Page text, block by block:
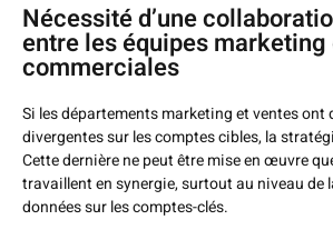
Nécessité d’une
entre les équipes marketing
commerciales
Si les départements marketing et ventes ont
divergentes sur les comptes cibles, la
Cette dernière ne peut être mise en œuvre
travaillent en synergie, surtout au niveau
données sur les comptes-clés.